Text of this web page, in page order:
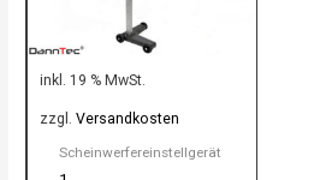
inkl. 19 % MwSt.
zzgl.Versandkosten
Scheinwerfereinstellgerät